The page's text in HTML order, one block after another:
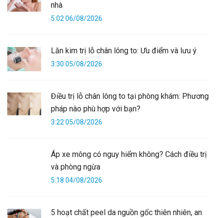
nhà
5:02 06/08/2026
Lăn kim trị lỗ chân lông to: Ưu điểm và lưu ý
3:30 05/08/2026
Điều trị lỗ chân lông to tại phòng khám: Phương
pháp nào phù hợp với bạn?
3:22 05/08/2026
Áp xe mông có nguy hiểm không? Cách điều trị
và phòng ngừa
5:18 04/08/2026
5 hoạt chất peel da nguồn gốc thiên nhiên, an